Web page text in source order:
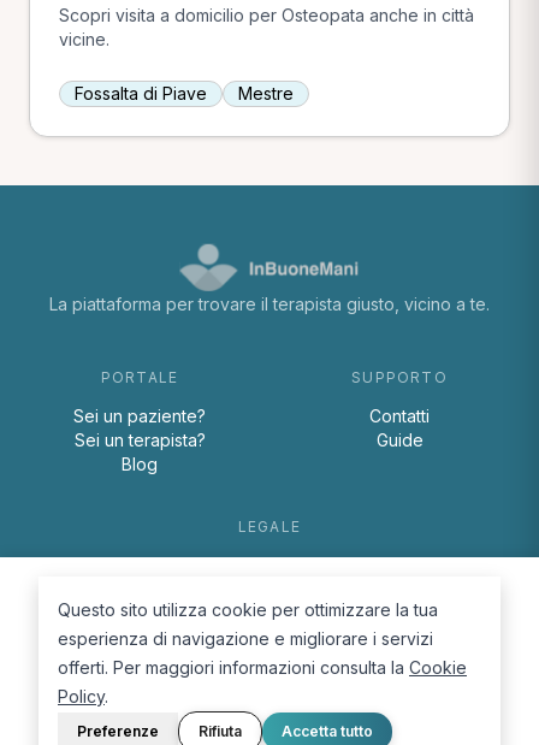
Scopri visita a domicilio per Osteopata anche in città
vicine.
Fossalta di Piave Mestre
La piattaforma per trovare il terapista giusto, vicino a te.
PORTALE
Sei un paziente?
Sei un terapista?
Blog
SUPPORTO
Contatti
Guide
LEGALE
Cookie Policy
Questo sito utilizza cookie per ottimizzare la tua
esperienza di navigazione e migliorare i servizi
offerti. Per maggiori informazioni consulta la Cookie
Policy.
Preferenze Rifiuta Accetta tutto